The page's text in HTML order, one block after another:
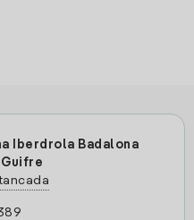
Iberdrola Badalona